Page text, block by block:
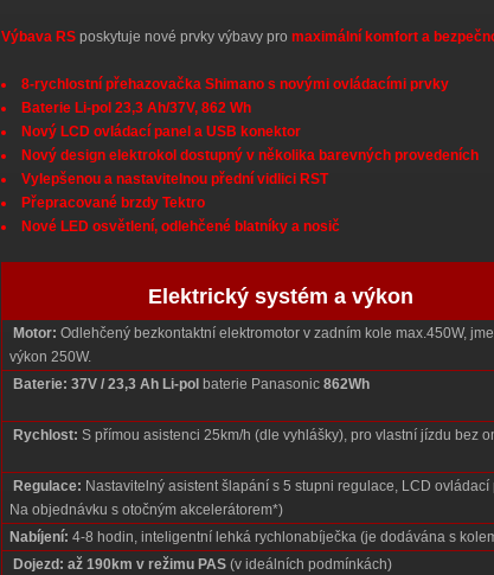
Výbava RS poskytuje nové prvky výbavy pro maximální komfort a
8-rychlostní přehazovačka Shimano s novými ovládacími prvky
Baterie Li-pol 23,3 Ah/37V, 862 Wh
Nový LCD ovládací panel a USB konektor
Nový design elektrokol dostupný v několika barevných provedeních
Vylepšenou a nastavitelnou přední vidlici RST
Přepracované brzdy Tektro
Nové LED osvětlení, odlehčené blatníky a nosič
Elektrický systém a výkon
Motor: Odlehčený bezkontaktní elektromotor v zadním kole max.450W,
výkon 250W.
Baterie: 37V / 23,3 Ah Li-pol baterie Panasonic 862Wh
Rychlost: S přímou asistenci 25km/h (dle vyhlášky), pro vlastní jízdu bez
Regulace: Nastavitelný asistent šlapání s 5 stupni regulace, LCD ovládací
Na objednávku s otočným akcelerátorem*)
Nabíjení: 4-8 hodin, inteligentní lehká rychlonabíječka (je dodávána s
Dojezd: až 190km v režimu PAS (v ideálních podmínkách)